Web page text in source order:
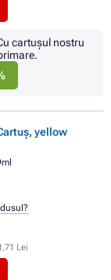
cartuşul nostru
yellow
Lei